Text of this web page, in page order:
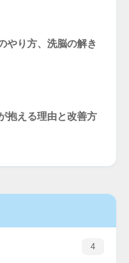
やり方、洗脳の解き
抱える理由と改善方
4